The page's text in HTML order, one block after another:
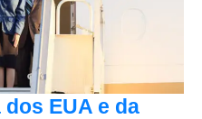
EUA e da